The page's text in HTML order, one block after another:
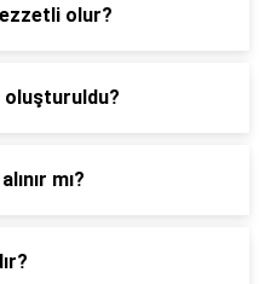
olur?
oluşturuldu?
mı?